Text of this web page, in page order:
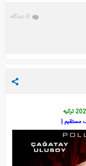
0 دیدگاه